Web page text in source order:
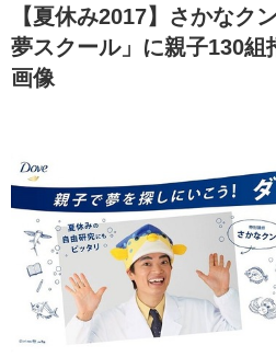
【夏休み2017】さかなク
夢スクール」に親子130組
画像